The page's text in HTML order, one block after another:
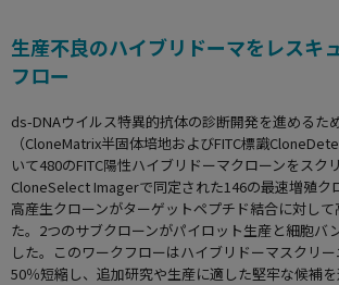
生産不良のハイブリドーマをレスキ
フロー
ds-DNAウイルス特異的抗体の診断開発を進めるた
（CloneMatrix半固体培地およびFITC標識
いて480のFITC陽性ハイブリドーマクローンをスク
CloneSelect Imagerで同定された146の最速増殖ク
高産生クローンがターゲットペプチド結合に対し
た。2つのサブクローンがパイロット生産と細胞バ
した。このワークフローはハイブリドーマスクリ
50％短縮し、追加研究や生産に適した堅牢な候補を